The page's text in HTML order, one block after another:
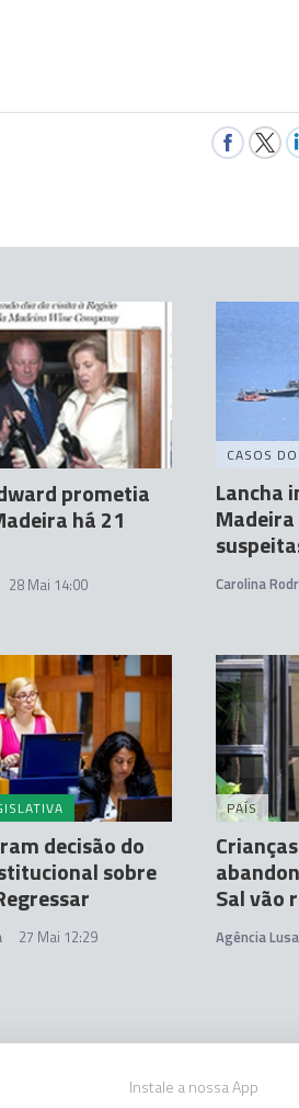
prometia
há 21
28 Mai 14:00
CASOS
Lancha
Carolina
decisão do
sobre
27 Mai 12:29
PAÍS
Sal vão
Agência Lusa
Instale a nossa App